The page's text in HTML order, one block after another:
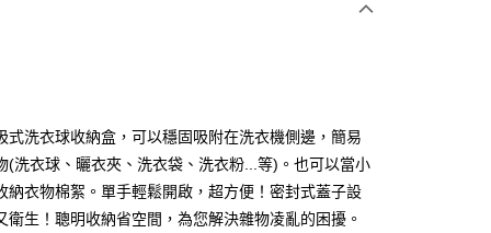
期
式洗衣球收納盒，可以穩固吸附在洗衣機側邊，簡易
(洗衣球、曬衣夾、洗衣袋、洗衣粉...等)。也可以當小
納衣物棉絮。單手輕鬆開啟，超方便！密封式蓋子設
衛生！聰明收納省空間，為您解決雜物凌亂的困擾。